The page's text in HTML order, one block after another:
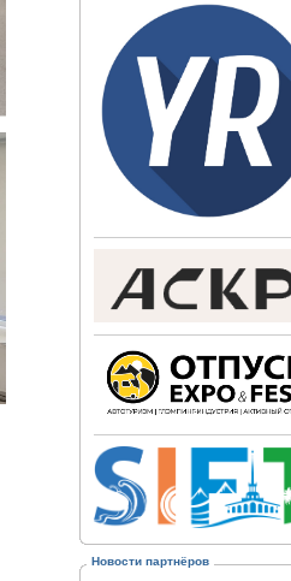
Новости партнёров